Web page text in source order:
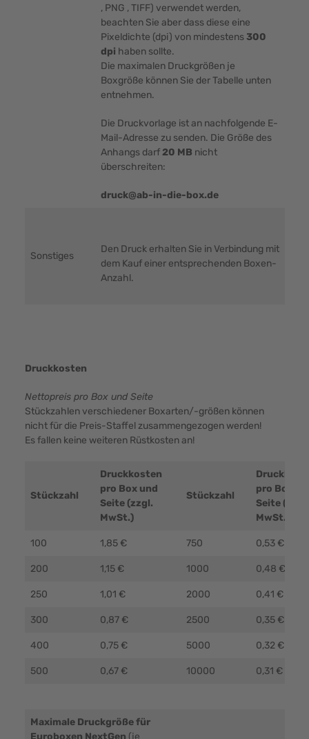
, PNG , TIFF) verwendet werden,
beachten Sie aber dass diese eine
Pixeldichte (dpi) von mindestens300
dpi haben sollte.
Die maximalen Druckgrößen je
Boxgröße können Sie der Tabelle unten
entnehmen.
Die Druckvorlage ist an nachfolgende E-
Mail-Adresse zu senden. Die Größe des
Anhangs darf20 MB nicht
überschreiten:
druck@ab-in-die-box.de
Sonstiges
Den Druck erhalten Sie in Verbindung mit
dem Kauf einer entsprechenden Boxen-
Anzahl.
Druckkosten
Nettopreis pro Box und Seite
Stückzahlen verschiedener Boxarten/-größen können
nicht für die Preis-Staffel zusammengezogen werden!
Es fallen keine weiteren Rüstkosten an!
Stückzahl
Druckkosten
pro Box und
Seite (zzgl.
MwSt.)
Stückzahl
pro Box
Seite (zzgl.
MwSt.)
100 1,85 € 750 0,53 €
200 1,15 € 1000 0,48 €
250 1,01 € 2000 0,41 €
300 0,87 € 2500 0,35 €
400 0,75 € 5000 0,32 €
500 0,67 € 10000 0,31 €
Maximale Druckgröße für
Euroboxen NextGen (je